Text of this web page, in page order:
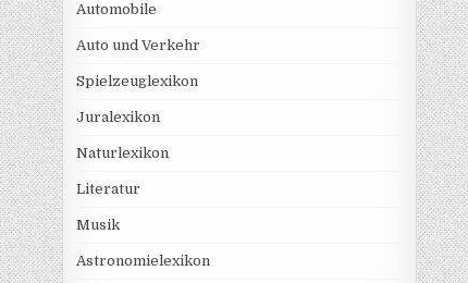
Automobile
Auto und Verkehr
Spielzeuglexikon
Juralexikon
Naturlexikon
Literatur
Musik
Astronomielexikon